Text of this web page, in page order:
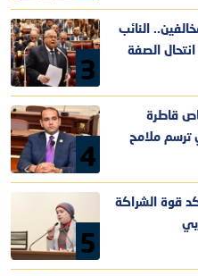
3
النائب
الصفة
4
قاطرة
ترسم ملامح
5
قوة الشراكة